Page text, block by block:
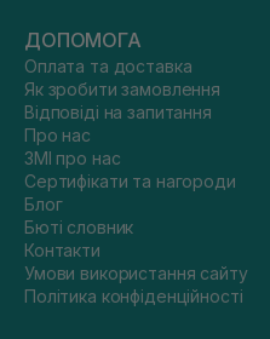
ДОПОМОГА
Оплата та доставка
Як зробити замовлення
Відповіді на запитання
Про нас
ЗМІ про нас
Сертифікати та нагороди
Блог
Бюті словник
Контакти
Умови використання сайту
Політика конфіденційності